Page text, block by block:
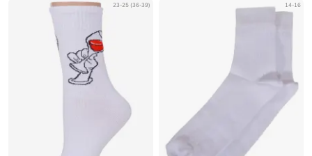
23-25 (36-39) 14-16